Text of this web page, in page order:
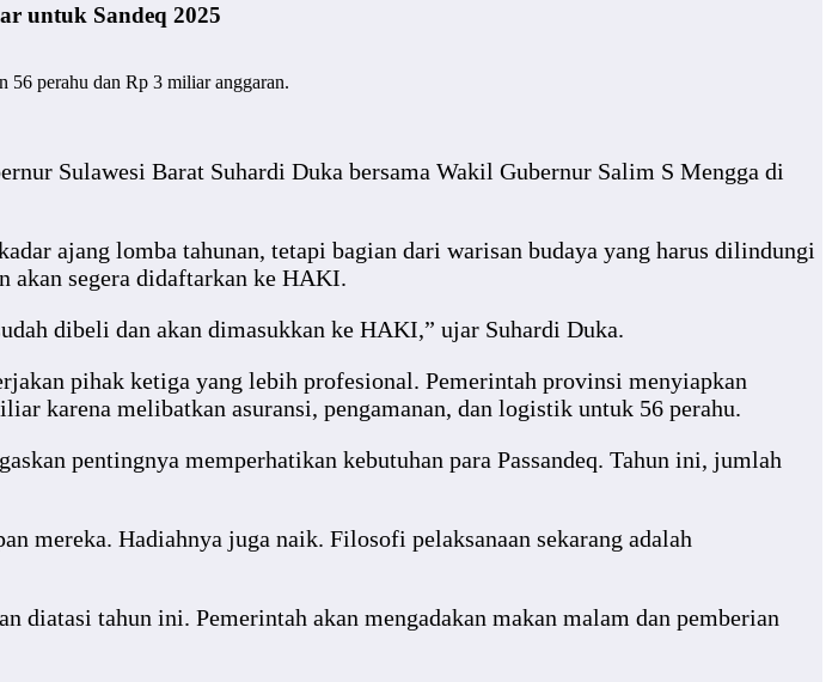
untuk Sandeq 2025
56 perahu dan Rp 3 miliar anggaran.
Sulawesi Barat Suhardi Duka bersama Wakil Gubernur Salim S Mengga di
ajang lomba tahunan, tetapi bagian dari warisan budaya yang harus dilindungi
akan segera didaftarkan ke HAKI.
dibeli dan akan dimasukkan ke HAKI,” ujar Suhardi Duka.
pihak ketiga yang lebih profesional. Pemerintah provinsi menyiapkan
karena melibatkan asuransi, pengamanan, dan logistik untuk 56 perahu.
pentingnya memperhatikan kebutuhan para Passandeq. Tahun ini, jumlah
mereka. Hadiahnya juga naik. Filosofi pelaksanaan sekarang adalah
diatasi tahun ini. Pemerintah akan mengadakan makan malam dan pemberian